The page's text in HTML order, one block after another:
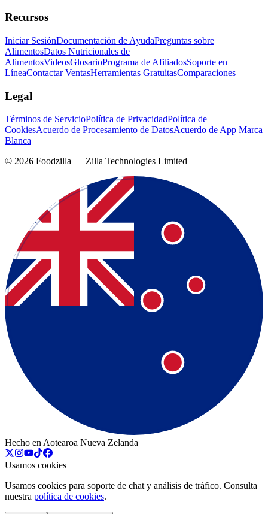
Recursos
Iniciar SesiónDocumentación de AyudaPreguntas sobre
AlimentosDatos Nutricionales de
AlimentosVideosGlosarioPrograma de AfiliadosSoporte en
LíneaContactar VentasHerramientas GratuitasComparaciones
Legal
Términos de ServicioPolítica de PrivacidadPolítica de
CookiesAcuerdo de Procesamiento de DatosAcuerdo de App Marca
Blanca
© 2026 Foodzilla — Zilla Technologies Limited
Hecho en Aotearoa Nueva Zelanda
Usamos cookies
Usamos cookies para soporte de chat y análisis de tráfico. Consulta
nuestra política de cookies.